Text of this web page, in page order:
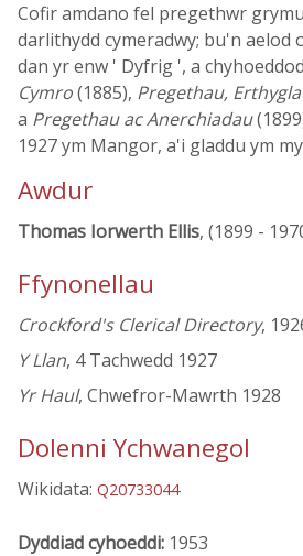
Cofir amdano fel pregethwr
darlithydd cymeradwy; bu'n aelod
dan yr enw ' Dyfrig ', a
Cymro(1885), Pregethau,
a Pregethau ac Anerchiadau
1927 ym Mangor, a'i gladdu ym
Awdur
Thomas Iorwerth Ellis, (1899 -
Ffynonellau
Crockford's Clerical Directory,
Y Llan, 4 Tachwedd 1927
Yr Haul, Chwefror-Mawrth 1928
Dolenni Ychwanegol
Wikidata: Q20733044
Dyddiad cyhoeddi: 1953